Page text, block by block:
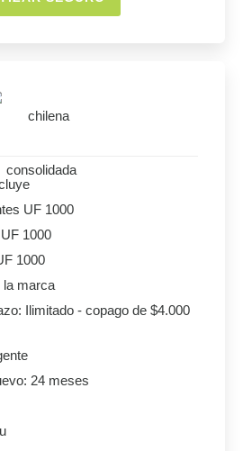
UF 1000
1000
1000
la marca
Ilimitado - copago de $4.000
24 meses